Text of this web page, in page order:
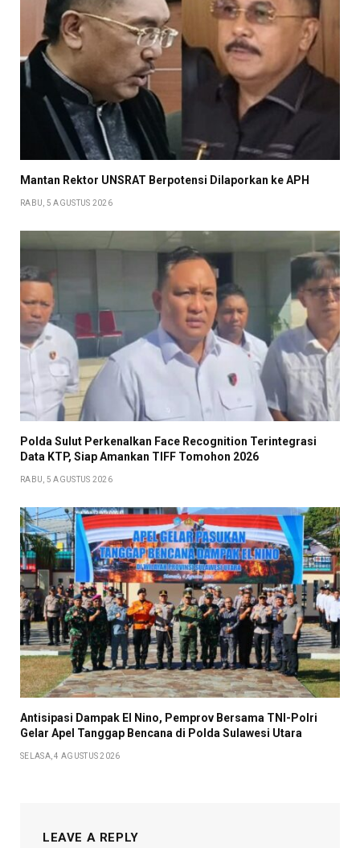
Mantan Rektor UNSRAT Berpotensi Dilaporkan ke APH
RABU, 5 AGUSTUS 2026
Polda Sulut Perkenalkan Face Recognition Terintegrasi
Data KTP, Siap Amankan TIFF Tomohon 2026
RABU, 5 AGUSTUS 2026
​Antisipasi Dampak El Nino, Pemprov Bersama TNI-Polri
Gelar Apel Tanggap Bencana di Polda Sulawesi Utara
SELASA, 4 AGUSTUS 2026
LEAVE A REPLY